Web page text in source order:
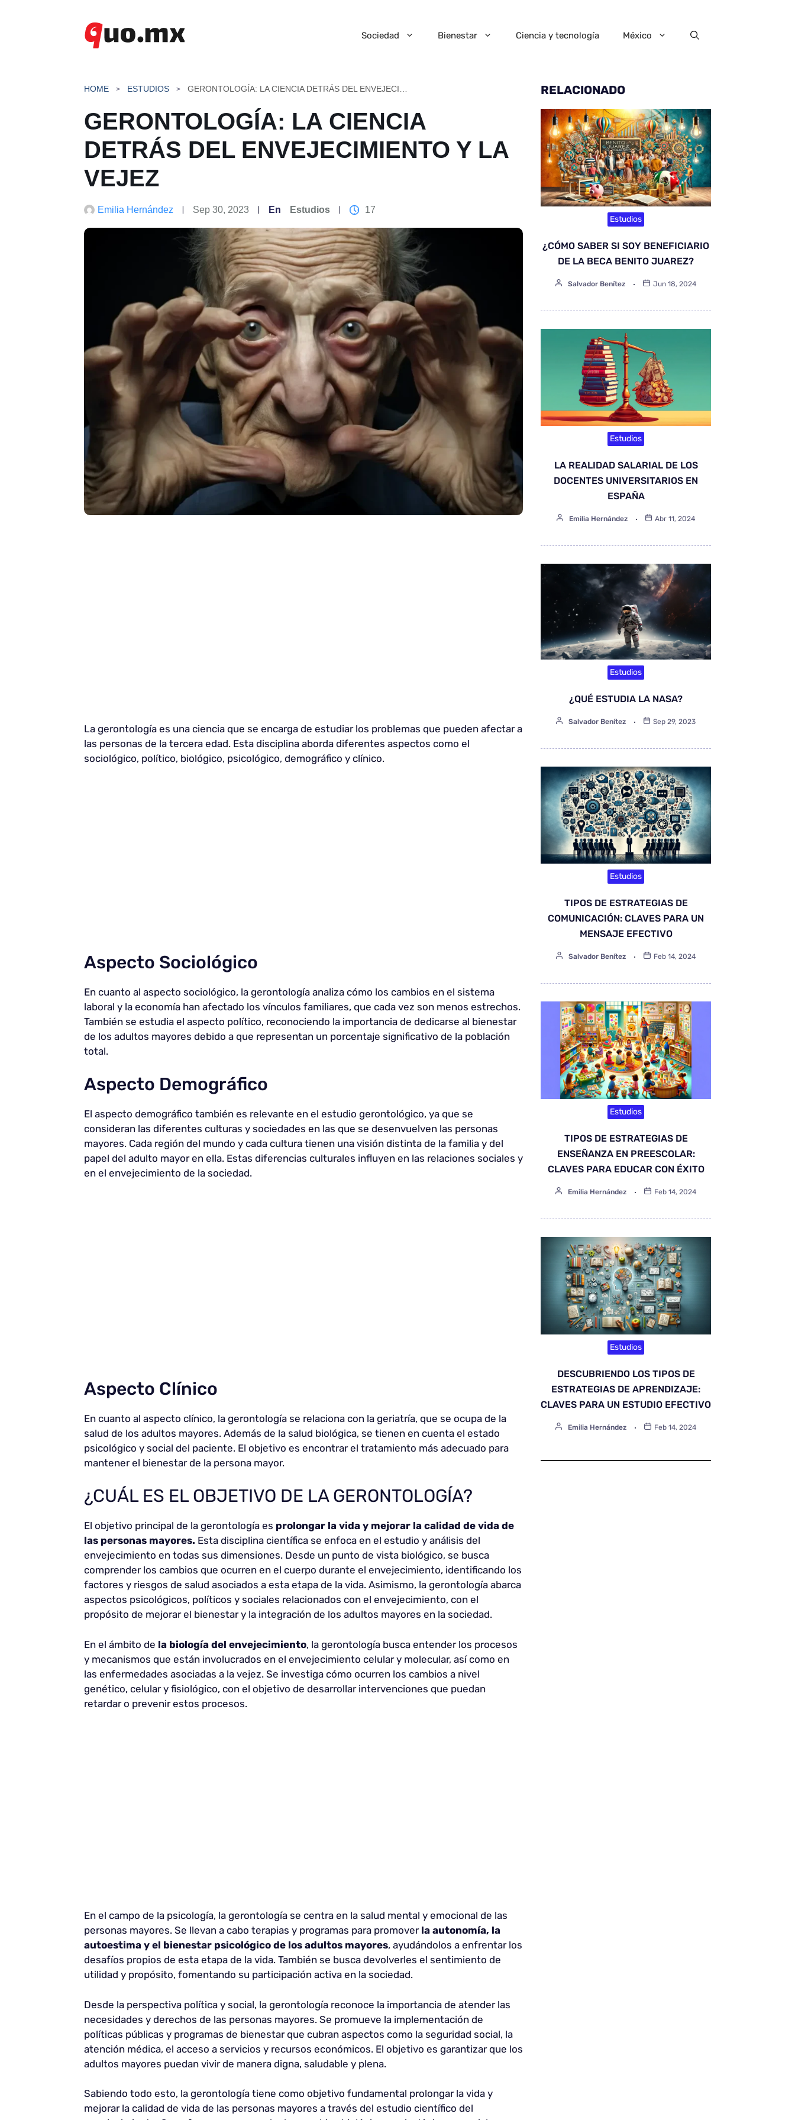
Sociedad Bienestar Ciencia y tecnología México
HOME ESTUDIOS
GERONTOLOGÍA: LA CIENCIA
DETRÁS DEL ENVEJECIMIENTO Y LA
VEJEZ
Emilia Hernández Sep 30, 2023 En Estudios 17
La gerontología es una ciencia que se encarga de estudiar los problemas que pueden afectar a
las personas de la tercera edad. Esta disciplina aborda diferentes aspectos como el
sociológico, político, biológico, psicológico, demográfico y clínico.
Aspecto Sociológico
En cuanto al aspecto sociológico, la gerontología analiza cómo los cambios en el sistema
laboral y la economía han afectado los vínculos familiares, que cada vez son menos estrechos.
También se estudia el aspecto político, reconociendo la importancia de dedicarse al bienestar
de los adultos mayores debido a que representan un porcentaje significativo de la población
total.
Aspecto Demográfico
El aspecto demográfico también es relevante en el estudio gerontológico, ya que se
consideran las diferentes culturas y sociedades en las que se desenvuelven las personas
mayores. Cada región del mundo y cada cultura tienen una visión distinta de la familia y del
papel del adulto mayor en ella. Estas diferencias culturales influyen en las relaciones sociales y
en el envejecimiento de la sociedad.
Aspecto Clínico
En cuanto al aspecto clínico, la gerontología se relaciona con la geriatría, que se ocupa de la
salud de los adultos mayores. Además de la salud biológica, se tienen en cuenta el estado
psicológico y social del paciente. El objetivo es encontrar el tratamiento más adecuado para
mantener el bienestar de la persona mayor.
¿CUÁL ES EL OBJETIVO DE LA GERONTOLOGÍA?
El objetivo principal de la gerontología es prolongar la vida y mejorar la calidad de vida de
las personas mayores. Esta disciplina científica se enfoca en el estudio y análisis del
envejecimiento en todas sus dimensiones. Desde un punto de vista biológico, se busca
comprender los cambios que ocurren en el cuerpo durante el envejecimiento, identificando los
factores y riesgos de salud asociados a esta etapa de la vida. Asimismo, la gerontología abarca
aspectos psicológicos, políticos y sociales relacionados con el envejecimiento, con el
propósito de mejorar el bienestar y la integración de los adultos mayores en la sociedad.
En el ámbito de la biología del envejecimiento, la gerontología busca entender los procesos
y mecanismos que están involucrados en el envejecimiento celular y molecular, así como en
las enfermedades asociadas a la vejez. Se investiga cómo ocurren los cambios a nivel
genético, celular y fisiológico, con el objetivo de desarrollar intervenciones que puedan
retardar o prevenir estos procesos.
En el campo de la psicología, la gerontología se centra en la salud mental y emocional de las
personas mayores. Se llevan a cabo terapias y programas para promoverla autonomía, la
autoestima y el bienestar psicológico de los adultos mayores, ayudándolos a enfrentar los
desafíos propios de esta etapa de la vida. También se busca devolverles el sentimiento de
utilidad y propósito, fomentando su participación activa en la sociedad.
Desde la perspectiva política y social, la gerontología reconoce la importancia de atender las
necesidades y derechos de las personas mayores. Se promueve la implementación de
políticas públicas y programas de bienestar que cubran aspectos como la seguridad social, la
atención médica, el acceso a servicios y recursos económicos. El objetivo es garantizar que los
adultos mayores puedan vivir de manera digna, saludable y plena.
Sabiendo todo esto, la gerontología tiene como objetivo fundamental prolongar la vida y
mejorar la calidad de vida de las personas mayores a través del estudio científico del
RELACIONADO
Estudios
¿CÓMO SABER SI SOY BENEFICIARIO
DE LA BECA BENITO JUAREZ?
Salvador Benítez Jun 18, 2024
Estudios
LA REALIDAD SALARIAL DE LOS
DOCENTES UNIVERSITARIOS EN
ESPAÑA
Emilia Hernández Abr 11, 2024
Estudios
¿QUÉ ESTUDIA LA NASA?
Salvador Benítez Sep 29, 2023
Estudios
TIPOS DE ESTRATEGIAS DE
COMUNICACIÓN: CLAVES PARA UN
MENSAJE EFECTIVO
Salvador Benítez Feb 14, 2024
Estudios
TIPOS DE ESTRATEGIAS DE
ENSEÑANZA EN PREESCOLAR:
CLAVES PARA EDUCAR CON ÉXITO
Emilia Hernández Feb 14, 2024
Estudios
DESCUBRIENDO LOS TIPOS DE
ESTRATEGIAS DE APRENDIZAJE:
CLAVES PARA UN ESTUDIO EFECTIVO
Emilia Hernández Feb 14, 2024